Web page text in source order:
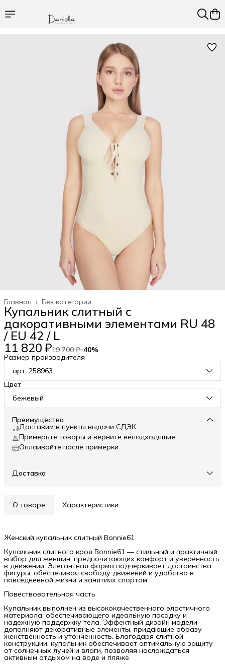
Без категории
Главная ›
Купальник слитный с
дакоративными элементами RU 48
/ EU 42 / L
11 820 ₽19 700 ₽−40%
Размер производителя
арт. 258963
Цвет
бежевый
Преимущества
Доставим в пункты выдачи СДЭК
Примерьте товары и верните неподходящие
Оплаивайте после примерки
Доставка
О товаре Характеристики
Женский купальник слитный Bonnie61
Купальник слитного кроя Bonnie61 — стильный и практичный
выбор для женщин, предпочитающих комфорт и уверенность
в движении. Элегантная форма подчеркивает достоинства
фигуры, обеспечивая свободу движений и удобство в
повседневной жизни и занятиях спортом.
Повествовательная часть
Купальник выполнен из высококачественного эластичного
материала, обеспечивающего идеальную посадку и
надежную поддержку тела. Эффектный дизайн модели
дополняют декоративные элементы, придающие образу
женственность и утонченность. Благодаря слитной
конструкции, купальник обеспечивает оптимальную защиту
от солнечных лучей и влаги, позволяя наслаждаться
активным отдыхом на воде и пляже.